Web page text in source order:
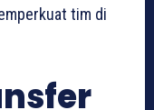
tim di